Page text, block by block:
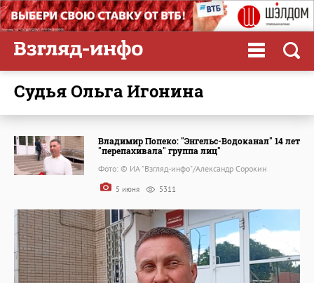
судья Ольга Игонина
Владимир Попеко: "Энгельс-Водоканал" 14 лет
"перепахивала" группа лиц"
Фото: © ИА "Взгляд-инфо"/Александр Сорокин
5 июня 5311